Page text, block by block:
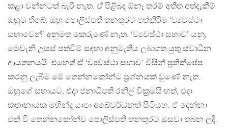
කළා වන්නටත් බැරි නැත. ඒ පිළිබඳ ඕනෑ තරම් අතීත අත්දැකීම්
ඔහුට තිබේ. ඔහු පොලිස්පති තනතුරට පත්කිරීම ‘ව්‍යවස්ථා
සභාවෙන්’ අනුමත කෙරුණේ නැත. ‘ව්‍යවස්ථා සභාව’ යනු,
මෙවැනි උසස් පත්වීම් සඳහා අනුමැතිය ලබාගත යුතු ස්වාධීන
ආයතනයයි. එහෙත් ඒ ‘ව්‍යවස්ථා සභාව’ විසින් ප්‍රතික්ෂේප
කරනු ලැබීම මේ තෙන්නකෝන්ට ප්‍රශ්නයක් වුණේ නැත.
ඔහුගේ සහායට, එදා ජනාධිපති රනිල් වික්‍රමසිංහත්, එදා
කතානායක මහින්ද යාපා අබේවර්ධනත් සිටියහ. ඒ දෙන්නා
එක් වී තෙන්නකෝන්ව පොලිස්පති තනතුරට ඔසවා තබන ලදි.